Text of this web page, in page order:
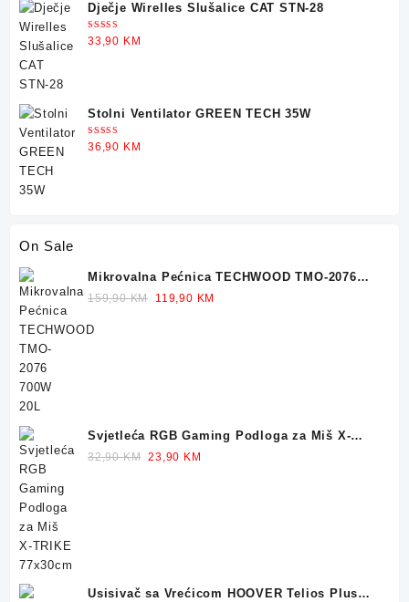
Dječje Wirelles Slušalice CAT STN-28
Ocjenjeno
5.00od 5
33,90 KM
Stolni Ventilator GREEN TECH 35W
Ocjenjeno
5.00od 5
36,90 KM
On Sale
Mikrovalna Pećnica TECHWOOD TMO-2076
700W 20L
159,90KM
Original
119,90 KM
Svjetleća RGB Gaming Podloga za Miš X-
TRIKE 77x30cm
32,90KM Original
23,90 KM
Usisivač sa Vrećicom HOOVER Telios Plus